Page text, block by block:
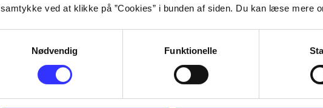
samtykke ved at klikke på ”Cookies” i bunden af siden. Du kan læse mere
Nødvendig
Funktionelle